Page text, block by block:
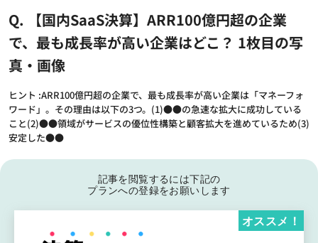
Q. 【国内SaaS決算】ARR100億円超の企業
で、最も成長率が高い企業はどこ？ 1枚目の写
真・画像
ヒント :ARR100億円超の企業で、最も成長率が高い企業は「マネーフォ
ワード」。その理由は以下の3つ。(1)●●の急速な拡大に成功している
こと(2)●●領域がサービスの優位性構築と顧客拡大を進めているため(3)
安定した●●
記事を閲覧するには下記の
プランへの登録をお願いします
オススメ！